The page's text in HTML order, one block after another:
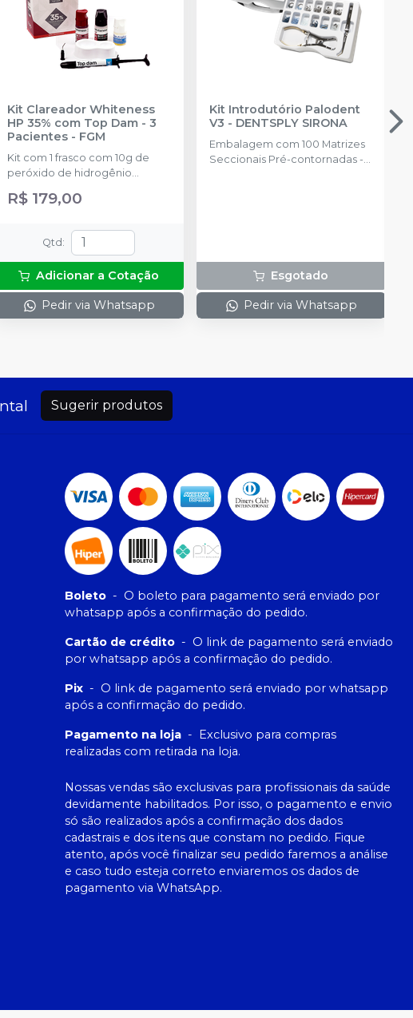
Kit Clareador Whiteness
HP 35% com Top Dam - 3
Pacientes- FGM
Kit com 1 frasco com 10g de
peróxido de hidrogênio
de espessante + 1 frasco com
(neutralizante de peróxidos) + 1
espátula e uma placa para
preparo do gel e 1 Top Dam
com 2g.
R$ 179,00
Qtd :
Adicionar a Cotação
Pedir via Whatsapp
Kit Introdutório Palodent
V3 - DENTSPLY SIRONA
Embalagem com 100 Matrizes
Seccionais Pré-contornadas -
Anel Universal; 1 Anel Pequeno;
1 Alicate (Fórceps); 1 Pinça
Auxiliar. (Pin Tweezer)
Esgotado
Pedir via Whatsapp
Sugerir produtos
Boleto - O boleto para pagamento será enviado por
whatsapp após a confirmação do pedido.
Cartão de crédito - O link de pagamento será enviado
por whatsapp após a confirmação do pedido.
Pix - O link de pagamento será enviado por whatsapp
após a confirmação do pedido.
Pagamento na loja - Exclusivo para compras
realizadas com retirada na loja.
Nossas vendas são exclusivas para profissionais da saúde
devidamente habilitados. Por isso, o pagamento e envio
só são realizados após a confirmação dos dados
cadastrais e dos itens que constam no pedido. Fique
atento, após você finalizar seu pedido faremos a análise
e caso tudo esteja correto enviaremos os dados de
pagamento via WhatsApp.